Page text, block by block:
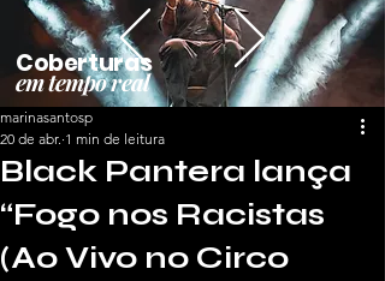
Coberturas
em tempo real
Black Pantera lança
“Fogo nos Racistas
(Ao Vivo no Circo
marinasantosp
20 de abr. 1 min de leitura